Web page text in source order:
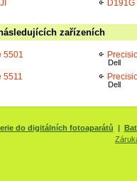
D191G
zařízeních
5501
5511
Dell
Dell
do digitálních fotoaparátů |